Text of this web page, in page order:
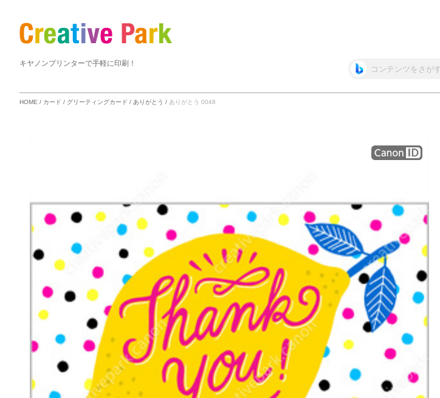
キヤノンプリンターで手軽に印刷！
HOME / カード / グリーティングカード / ありがとう / ありがとう 0048